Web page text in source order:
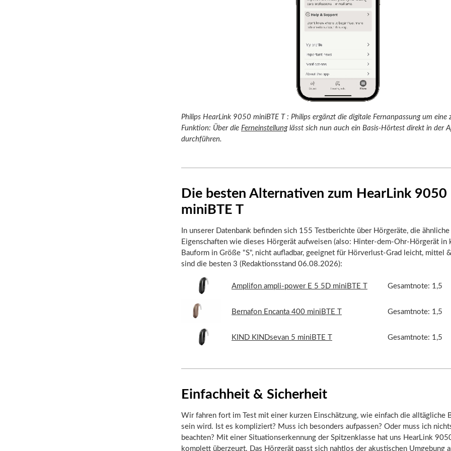
Philips HearLink 9050 miniBTE T : Philips ergänzt die digitale Fernanpassung um eine
Funktion: Über die Ferneinstellunglässt sich nun auch ein Basis-Hörtest direkt in der
durchführen.
Die besten Alternativen zum HearLink 9050
miniBTE T
In unserer Datenbank befinden sich 155 Testberichte über Hörgeräte, die
Eigenschaften wie dieses Hörgerät aufweisen (also: Hinter-dem-Ohr-Hörgerät in
Bauform in Größe "S", nicht aufladbar, geeignet für Hörverlust-Grad leicht, mittel
sind die besten 3 (Redaktionsstand 06.08.2026):
Amplifon ampli-power E 5 5D miniBTE T Gesamtnote: 1,5
Bernafon Encanta 400 miniBTE T Gesamtnote: 1,5
KIND KINDsevan 5 miniBTE T Gesamtnote: 1,5
Einfachheit & Sicherheit
Wir fahren fort im Test mit einer kurzen Einschätzung, wie einfach die alltägliche
sein wird. Ist es kompliziert? Muss ich besonders aufpassen? Oder muss ich
beachten? Mit einer Situationserkennung der Spitzenklasse hat uns HearLink
komplett überzeugt. Das Hörgerät passt sich nahtlos der akustischen Umgebung